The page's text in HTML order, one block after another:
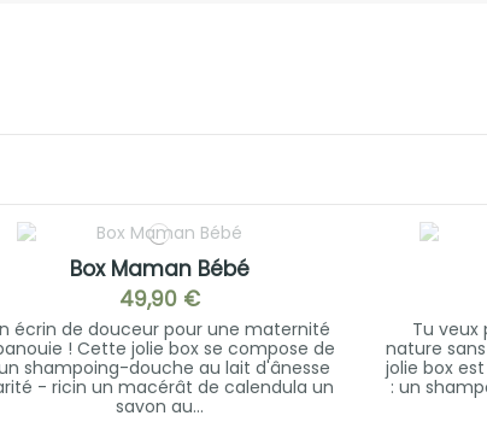
Box Maman Bébé
49,90 €
écrin de douceur pour une maternité
! Cette jolie box se compose de
shampoing-douche au lait d'ânesse
- ricin un macérât de calendula un
savon au...
Tu veux
nature
jolie box
: un